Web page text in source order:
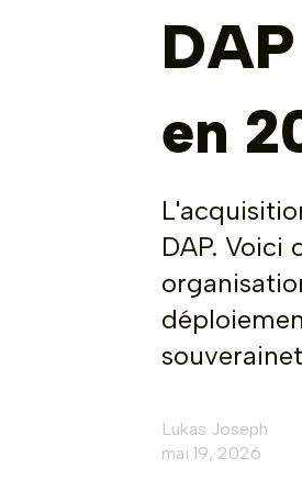
en
DAP. Voici
Lukas Joseph
mai 19, 2026